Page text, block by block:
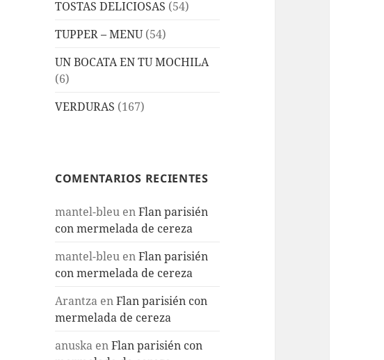
TOSTAS DELICIOSAS (54)
TUPPER – MENU(54)
UN BOCATA EN TU MOCHILA
(6)
VERDURAS (167)
COMENTARIOS RECIENTES
mantel-bleu enFlan parisién
con mermelada de cereza
mantel-bleu enFlan parisién
con mermelada de cereza
Arantza enFlan parisién con
mermelada de cereza
anuska enFlan parisién con